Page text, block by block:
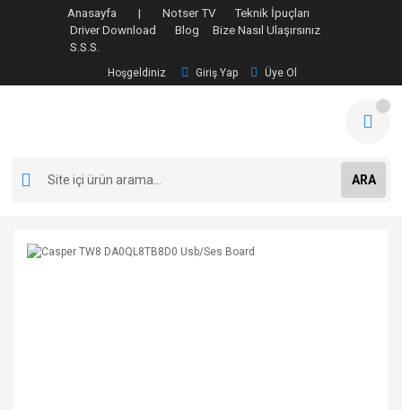
Anasayfa | Notser TV
Teknik İpuçları
Driver Download
Blog
Bize Nasıl Ulaşırsınız
S.S.S.
Hoşgeldiniz Giriş Yap Üye Ol
ARA